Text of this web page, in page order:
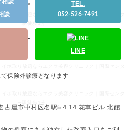
談
TEL.
052-526-7491
LINE
保険外診療となります
古屋市中村区名駅5-4-14 花車ビル 北館